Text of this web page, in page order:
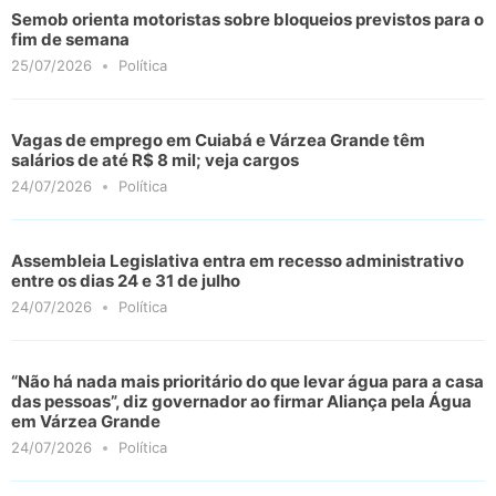
Semob orienta motoristas sobre bloqueios previstos para o
fim de semana
25/07/2026 Política
Vagas de emprego em Cuiabá e Várzea Grande têm
salários de até R$ 8 mil; veja cargos
24/07/2026 Política
Assembleia Legislativa entra em recesso administrativo
entre os dias 24 e 31 de julho
24/07/2026 Política
“Não há nada mais prioritário do que levar água para a casa
das pessoas”, diz governador ao firmar Aliança pela Água
em Várzea Grande
24/07/2026 Política